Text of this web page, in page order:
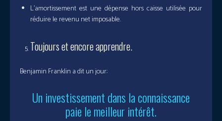
L’amortissement est une dépense hors caisse utilisée pour
réduire le revenu net imposable.
Toujours et encore apprendre.
Benjamin Franklin a dit un jour:
Un investissement dans la connaissance
paie le meilleur intérêt.